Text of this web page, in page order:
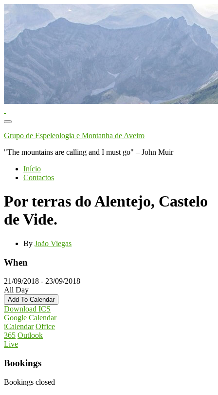
Toggle
navigation
Grupo de Espeleologia e Montanha de Aveiro
"The mountains are calling and I must go" – John Muir
Início
Contactos
Por terras do Alentejo, Castelo
de Vide.
By João Viegas
When
21/09/2018 - 23/09/2018
All Day
Add To Calendar
Download ICS
Google Calendar
iCalendar Office
365 Outlook
Live
Bookings
Bookings closed